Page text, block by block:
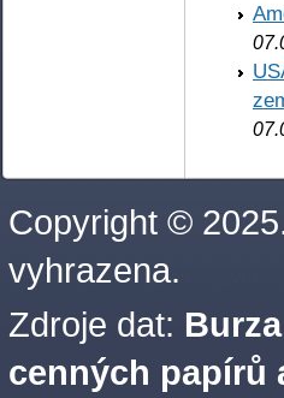
Copyright ©
vyhrazena.
Zdroje dat:
cenných papírů